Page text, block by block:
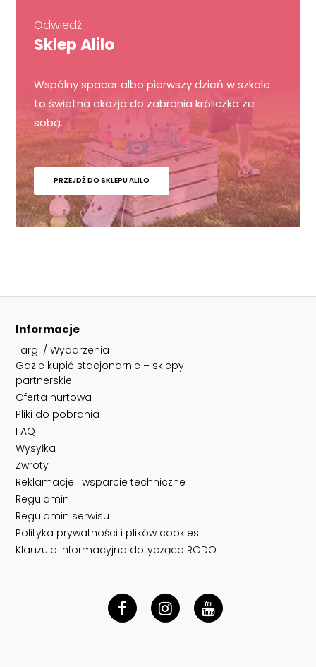
Odwiedź
Sklep Alilo
Wspólny spacer albo pierwszy dzień w szkole
to świetna okazja do zabrania króliczka ze
sobą.
PRZEJDŹ DO SKLEPU ALILO
Informacje
Targi / Wydarzenia
Gdzie kupić stacjonarnie – sklepy
partnerskie
Oferta hurtowa
Pliki do pobrania
FAQ
Wysyłka
Zwroty
Reklamacje i wsparcie techniczne
Regulamin
Regulamin serwisu
Polityka prywatności i plików cookies
Klauzula informacyjna dotycząca RODO